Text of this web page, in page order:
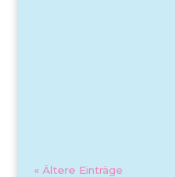
« Ältere Einträge